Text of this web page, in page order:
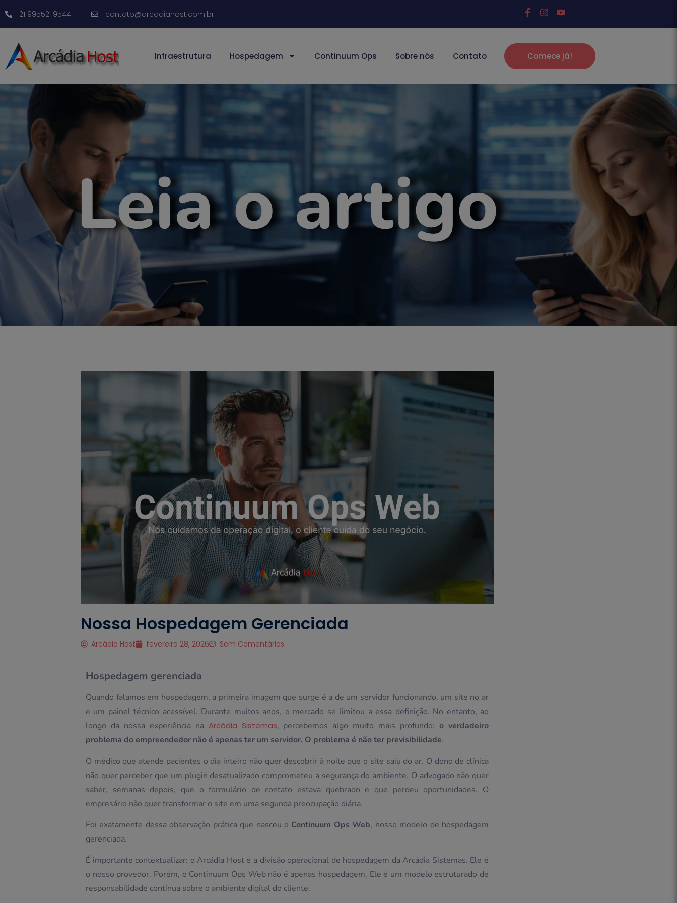
21 99552-9544 contato@arcadiahost.com.br
Infraestrutura Hospedagem Continuum Ops Sobre nós Contato Comece já!
Leia o artigo
Nossa Hospedagem Gerenciada
Arcádia Host fevereiro 28, 2026 Sem Comentários
Hospedagem gerenciada
Quando falamos em hospedagem, a primeira imagem que surge é a de um servidor funcionando, um site no ar
e um painel técnico acessível. Durante muitos anos, o mercado se limitou a essa definição. No entanto, ao
longo da nossa experiência na Arcádia Sistemas, percebemos algo muito mais profundo:o verdadeiro
problema do empreendedor não é apenas ter um servidor. O problema é não ter previsibilidade.
O médico que atende pacientes o dia inteiro não quer descobrir à noite que o site saiu do ar. O dono de clínica
não quer perceber que um plugin desatualizado comprometeu a segurança do ambiente. O advogado não quer
saber, semanas depois, que o formulário de contato estava quebrado e que perdeu oportunidades. O
empresário não quer transformar o site em uma segunda preocupação diária.
Foi exatamente dessa observação prática que nasceu o Continuum Ops Web, nosso modelo de hospedagem
gerenciada.
É importante contextualizar: o Arcádia Host é a divisão operacional de hospedagem da Arcádia Sistemas. Ele é
o nosso provedor. Porém, o Continuum Ops Web não é apenas hospedagem. Ele é um modelo estruturado de
responsabilidade contínua sobre o ambiente digital do cliente.